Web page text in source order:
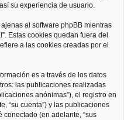
su experiencia de usuario.
al software phpBB mientras
Estas cookies quedan fuera del
a las cookies creadas por el
es a través de los datos
las publicaciones realizadas
anónimas”), el registro en
“su cuenta”) y las publicaciones
conectado (en adelante, “sus